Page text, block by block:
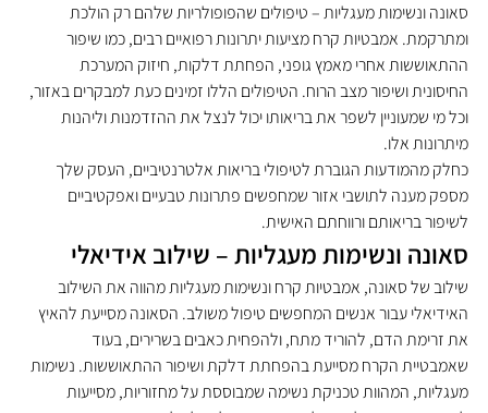
סאונה ונשימות מעגליות – טיפולים שהפופולריות שלהם רק הולכת
ומתרקמת. אמבטיות קרח מציעות יתרונות רפואיים רבים, כמו שיפור
ההתאוששות אחרי מאמץ גופני, הפחתת דלקות, חיזוק המערכת
החיסונית ושיפור מצב הרוח. הטיפולים הללו זמינים כעת למבקרים באזור,
וכל מי שמעוניין לשפר את בריאותו יכול לנצל את ההזדמנות וליהנות
מיתרונות אלו.
כחלק מהמודעות הגוברת לטיפולי בריאות אלטרנטיביים, העסק שלך
מספק מענה לתושבי אזור שמחפשים פתרונות טבעיים ואפקטיביים
לשיפור בריאותם ורווחתם האישית.
סאונה ונשימות מעגליות – שילוב אידיאלי
שילוב של סאונה, אמבטיות קרח ונשימות מעגליות מהווה את השילוב
האידיאלי עבור אנשים המחפשים טיפול משולב. הסאונה מסייעת להאיץ
את זרימת הדם, להוריד מתח, ולהפחית כאבים בשרירים, בעוד
שאמבטיית הקרח מסייעת בהפחתת דלקת ושיפור ההתאוששות. נשימות
מעגליות, המהוות טכניקת נשימה שמבוססת על מחזוריות, מסייעות